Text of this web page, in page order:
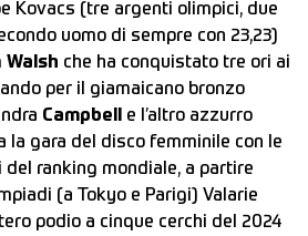
Kovacs (tre argenti olimpici, due
uomo di sempre con 23,23)
Walsh che ha conquistato tre ori ai
per il giamaicano bronzo
Campbell e l’altro azzurro
la gara del disco femminile con le
ranking mondiale, a partire
(a Tokyo e Parigi) Valarie
podio a cinque cerchi del 2024